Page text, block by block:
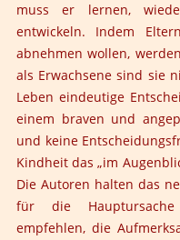
muss er lernen,
entwickeln. Indem
abnehmen wollen,
als Erwachsene sind sie
Leben eindeutige
einem braven und
und keine
Kindheit das „im
Die Autoren halten das
für die
empfehlen, die